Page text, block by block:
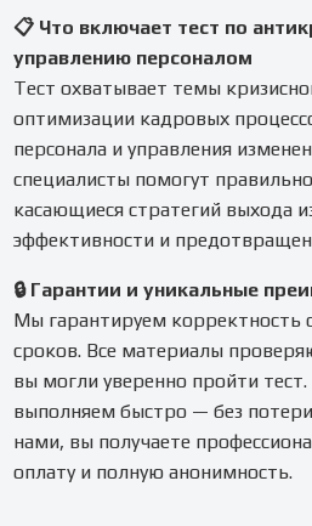
📋 Что включает тест по
управлению персоналом
Тест охватывает темы
оптимизации кадровых
персонала и управления
специалисты помогут
касающиеся стратегий выхода
эффективности и
🔒 Гарантии и уникальные
Мы гарантируем корректность
сроков. Все материалы
вы могли уверенно пройти
выполняем быстро — без потери
нами, вы получаете
оплату и полную анонимность.